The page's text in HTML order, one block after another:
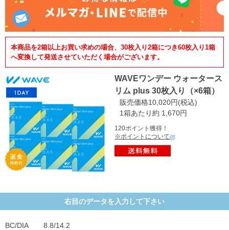
本商品を2箱以上お買い求めの場合、30枚入り2箱につき60枚入り1箱
へ変換して発送させていただく場合がございます。
WAVEワンデー ウォータース
リム plus 30枚入り（×6箱）
販売価格10,020円(税込)
1箱あたり約 1,670円
120ポイント獲得！
※ポイントについて
右目のデータを入力して下さい
BC/DIA 8.8/14.2